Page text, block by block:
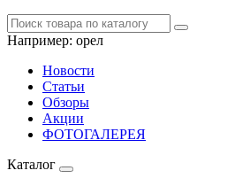
Например: орел
Новости
Статьи
Обзоры
Акции
ФОТОГАЛЕРЕЯ
Каталог